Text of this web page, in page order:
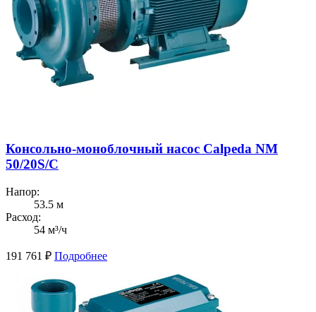
Консольно-моноблочный насос Calpeda NM
50/20S/C
Напор:
53.5 м
Расход:
54 м³/ч
191 761 ₽ Подробнее